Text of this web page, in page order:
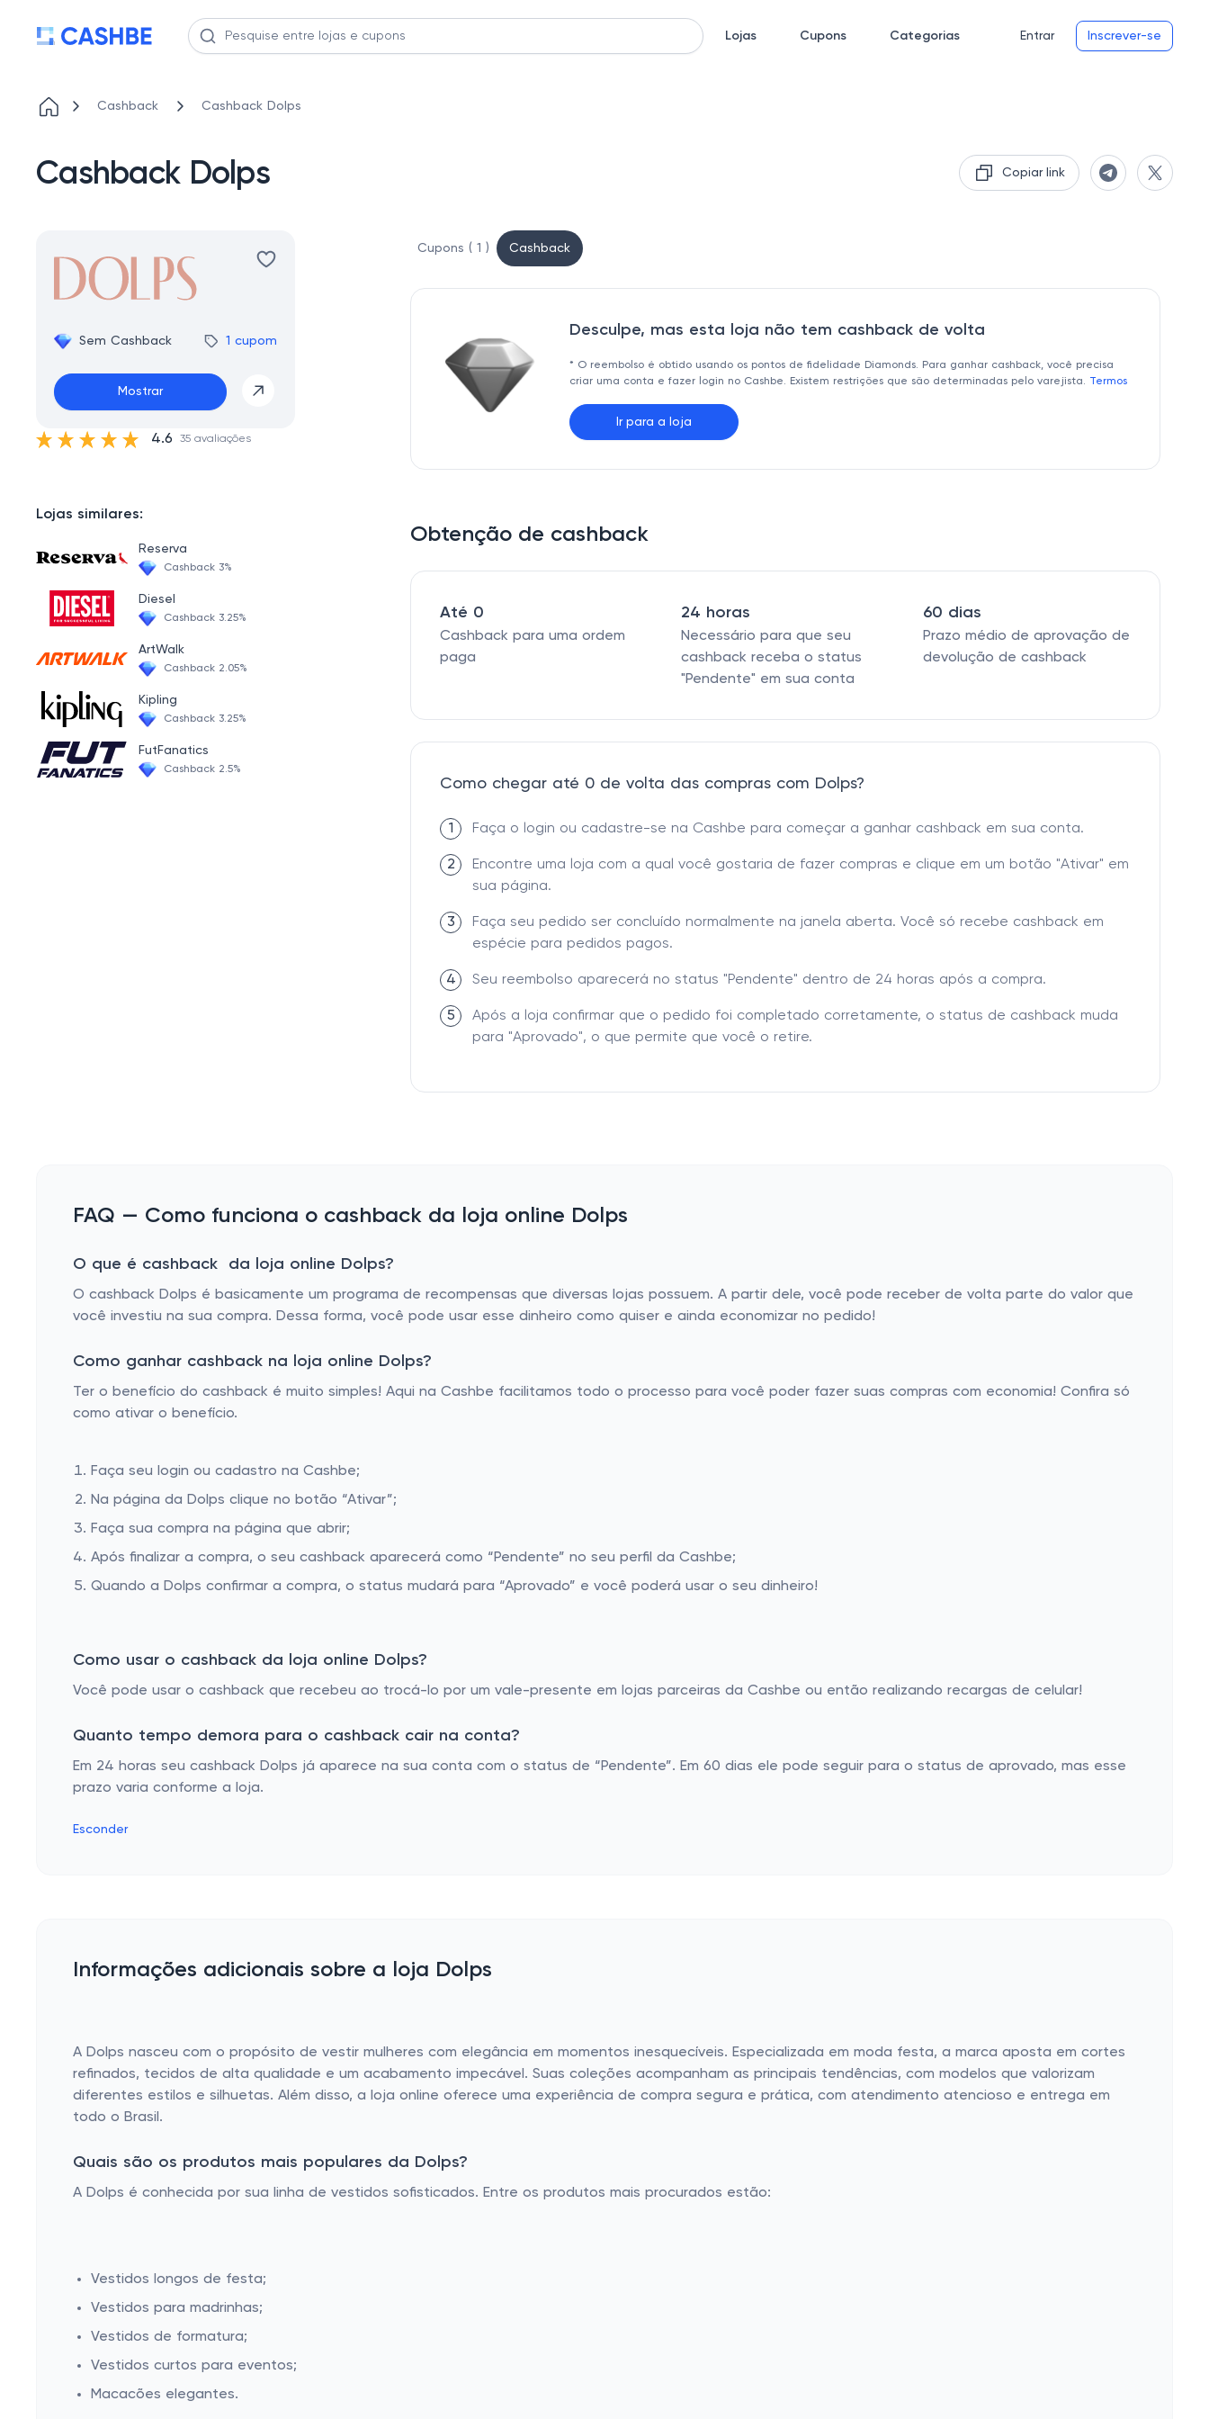
Lojas Cupons Categorias Entrar Inscrever-se
Cashback Cashback Dolps
Cashback Dolps Copiar link
Sem Cashback 1 cupom
Mostrar
4.6 35 avaliações
Lojas similares:
Reserva
Cashback 3%
Diesel
Cashback 3.25%
ArtWalk
Cashback 2.05%
Kipling
Cashback 3.25%
FutFanatics
Cashback 2.5%
Cupons ( 1 ) Cashback
Desculpe, mas esta loja não tem cashback de volta
* O reembolso é obtido usando os pontos de fidelidade Diamonds. Para ganhar cashback, você precisa
criar uma conta e fazer login no Cashbe. Existem restrições que são determinadas pelo varejista. Termos
Ir para a loja
Obtenção de cashback
Até 0
Cashback para uma ordem
paga
24 horas
Necessário para que seu
cashback receba o status
"Pendente" em sua conta
60 dias
Prazo médio de aprovação de
devolução de cashback
Como chegar até 0 de volta das compras com Dolps?
1 Faça o login ou cadastre-se na Cashbe para começar a ganhar cashback em sua conta.
2
Encontre uma loja com a qual você gostaria de fazer compras e clique em um botão "Ativar" em
sua página.
3
Faça seu pedido ser concluído normalmente na janela aberta. Você só recebe cashback em
espécie para pedidos pagos.
4 Seu reembolso aparecerá no status "Pendente" dentro de 24 horas após a compra.
5
Após a loja confirmar que o pedido foi completado corretamente, o status de cashback muda
para "Aprovado", o que permite que você o retire.
FAQ — Como funciona o cashback da loja online Dolps
O que é cashback da loja online Dolps?
O cashback Dolps é basicamente um programa de recompensas que diversas lojas possuem. A partir dele, você pode receber de volta parte do valor que
você investiu na sua compra. Dessa forma, você pode usar esse dinheiro como quiser e ainda economizar no pedido!
Como ganhar cashback na loja online Dolps?
Ter o benefício do cashback é muito simples! Aqui na Cashbe facilitamos todo o processo para você poder fazer suas compras com economia! Confira só
como ativar o benefício.
Faça seu login ou cadastro na Cashbe;
Na página da Dolps clique no botão “Ativar”;
Faça sua compra na página que abrir;
Após finalizar a compra, o seu cashback aparecerá como “Pendente” no seu perfil da Cashbe;
Quando a Dolps confirmar a compra, o status mudará para “Aprovado” e você poderá usar o seu dinheiro!
Como usar o cashback da loja online Dolps?
Você pode usar o cashback que recebeu ao trocá-lo por um vale-presente em lojas parceiras da Cashbe ou então realizando recargas de celular!
Quanto tempo demora para o cashback cair na conta?
Em 24 horas seu cashback Dolps já aparece na sua conta com o status de “Pendente”. Em 60 dias ele pode seguir para o status de aprovado, mas esse
prazo varia conforme a loja.
Esconder
Informações adicionais sobre a loja Dolps
A Dolps nasceu com o propósito de vestir mulheres com elegância em momentos inesquecíveis. Especializada em moda festa, a marca aposta em cortes
refinados, tecidos de alta qualidade e um acabamento impecável. Suas coleções acompanham as principais tendências, com modelos que valorizam
diferentes estilos e silhuetas. Além disso, a loja online oferece uma experiência de compra segura e prática, com atendimento atencioso e entrega em
todo o Brasil.
Quais são os produtos mais populares da Dolps?
A Dolps é conhecida por sua linha de vestidos sofisticados. Entre os produtos mais procurados estão:
Vestidos longos de festa;
Vestidos para madrinhas;
Vestidos de formatura;
Vestidos curtos para eventos;
Macacões elegantes.